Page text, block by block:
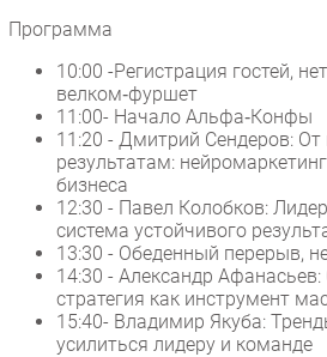
Регулирование
Финансы
Web
Безопасность
Инновации
CIO/Управление ИТ
Гаджеты
Здоровье
РАЗДЕЛЫ
Программа
10:00 -Регистрация гостей,
велком‑фуршет
11:00- Начало Альфа‑Конфы
11:20 - Дмитрий Сендеров: От
результатам:
бизнеса
12:30 - Павел Колобков:
система устойчивого
13:30 - Обеденный перерыв,
14:30 - Александр Афанасьев:
стратегия как инструмент
15:40- Владимир Якуба:
усилиться лидеру и команде